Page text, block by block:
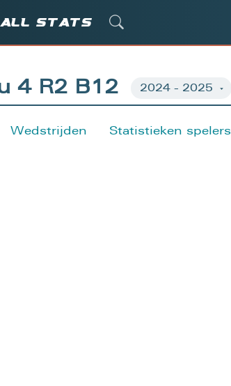
stats
4 R2 B12
Wedstrijden Statistieken spelers